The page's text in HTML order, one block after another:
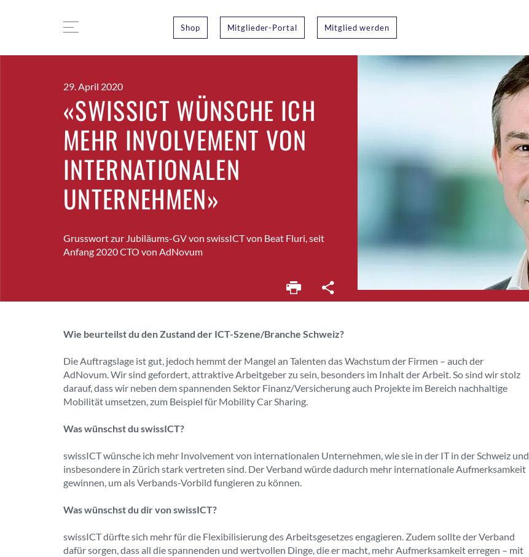
Shop Mitglieder-Portal Mitglied werden
29. April 2020
«SWISSICT WÜNSCHE ICH
MEHR INVOLVEMENT VON
INTERNATIONALEN
UNTERNEHMEN»
Grusswort zur Jubiläums-GV von swissICT von Beat Fluri, seit
Anfang 2020 CTO von AdNovum
Wie beurteilst du den Zustand der ICT-Szene/Branche Schweiz?
Die Auftragslage ist gut, jedoch hemmt der Mangel an Talenten das Wachstum der Firmen – auch der
AdNovum. Wir sind gefordert, attraktive Arbeitgeber zu sein, besonders im Inhalt der Arbeit. So sind wir stolz
darauf, dass wir neben dem spannenden Sektor Finanz/Versicherung auch Projekte im Bereich nachhaltige
Mobilität umsetzen, zum Beispiel für Mobility Car Sharing.
Was wünschst du swissICT?
swissICT wünsche ich mehr Involvement von internationalen Unternehmen, wie sie in der IT in der Schweiz und
insbesondere in Zürich stark vertreten sind. Der Verband würde dadurch mehr internationale Aufmerksamkeit
gewinnen, um als Verbands-Vorbild fungieren zu können.
Was wünschst du dir von swissICT?
swissICT dürfte sich mehr für die Flexibilisierung des Arbeitsgesetzes engagieren. Zudem sollte der Verband
dafür sorgen, dass all die spannenden und wertvollen Dinge, die er macht, mehrAufmerksamkeit erregen – mit